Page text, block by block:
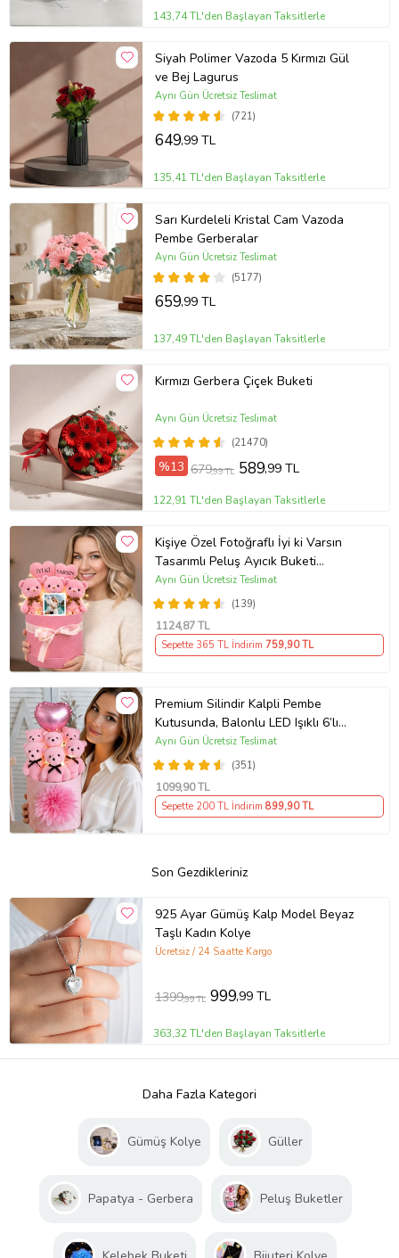
143,74 TL'den Başlayan Taksitlerle
Siyah Polimer Vazoda 5 Kırmızı Gül
ve Bej Lagurus
(721)
Aynı Gün Ücretsiz Teslimat
649,99 TL
135,41 TL'den Başlayan Taksitlerle
Sarı Kurdeleli Kristal Cam Vazoda
Pembe Gerberalar
(5177)
Aynı Gün Ücretsiz Teslimat
659,99 TL
137,49 TL'den Başlayan Taksitlerle
Kırmızı Gerbera Çiçek Buketi
(21470)
Aynı Gün Ücretsiz Teslimat
%13 679,99 TL 589,99 TL
122,91 TL'den Başlayan Taksitlerle
Kişiye Özel Fotoğraflı İyi ki Varsın
Tasarımlı Peluş Ayıcık Buketi
(Pembe)
(139)
Aynı Gün Ücretsiz Teslimat
1124,87 TL
Sepette 365 TL İndirim 759,90 TL
Premium Silindir Kalpli Pembe
Kutusunda, Balonlu LED Işıklı 6’lı
Pembe Ayıcık Buketi Arkadaşa
Sevgiliye Hediye
(351)
Aynı Gün Ücretsiz Teslimat
1099,90 TL
Sepette 200 TL İndirim 899,90 TL
Son Gezdikleriniz
925 Ayar Gümüş Kalp Model Beyaz
Taşlı Kadın Kolye
Ücretsiz / 24 Saatte Kargo
1399,99 TL 999,99 TL
363,32 TL'den Başlayan Taksitlerle
Daha Fazla Kategori
Gümüş Kolye Güller
Papatya - Gerbera Peluş Buketler